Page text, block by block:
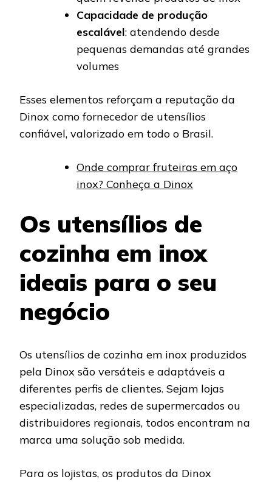
Capacidade de produção
escalável: atendendo desde
pequenas demandas até grandes
volumes
Esses elementos reforçam a reputação da
Dinox como fornecedor de utensílios
confiável, valorizado em todo o Brasil.
Onde comprar fruteiras em aço
inox? Conheça a Dinox
Os utensílios de
cozinha em inox
ideais para o seu
negócio
Os utensílios de cozinha em inox produzidos
pela Dinox são versáteis e adaptáveis a
diferentes perfis de clientes. Sejam lojas
especializadas, redes de supermercados ou
distribuidores regionais, todos encontram na
marca uma solução sob medida.
Para os lojistas, os produtos da Dinox